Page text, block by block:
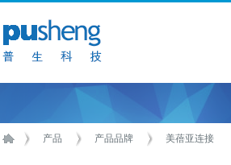
产品 产品品牌 美蓓亚连接